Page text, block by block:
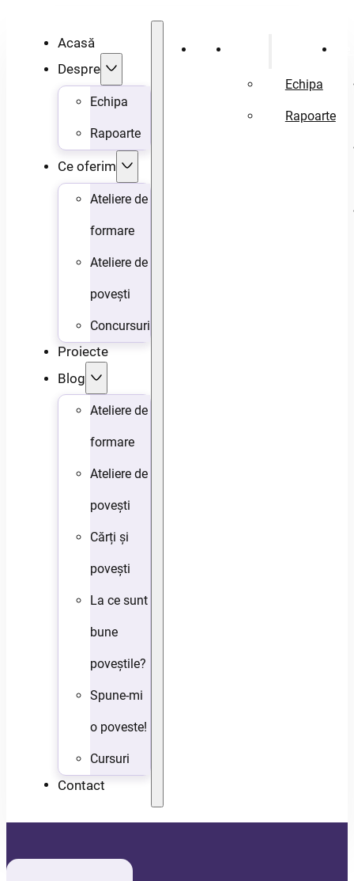
Acasă
Despre
Echipa
Rapoarte
Ce oferim
Ateliere de
formare
Ateliere de
povești
Concursuri
Proiecte
Blog
Ateliere de
formare
Ateliere de
povești
Cărți și
povești
La ce sunt
bune
poveștile?
Spune-mi
o poveste!
Cursuri
Contact
Acasă
Echipa
Rapoarte